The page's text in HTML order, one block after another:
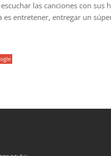
las canciones con sus
entretener, entregar un